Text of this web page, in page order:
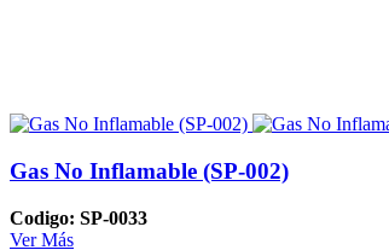
Gas No Inflamable (SP-002)
Codigo: SP-0033
Ver Más